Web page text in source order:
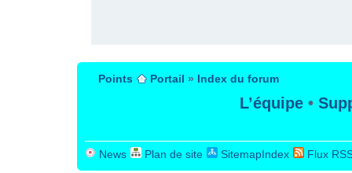
Points Portail » Index du forum
L’équipe •
News Plan de site SitemapIndex Flux